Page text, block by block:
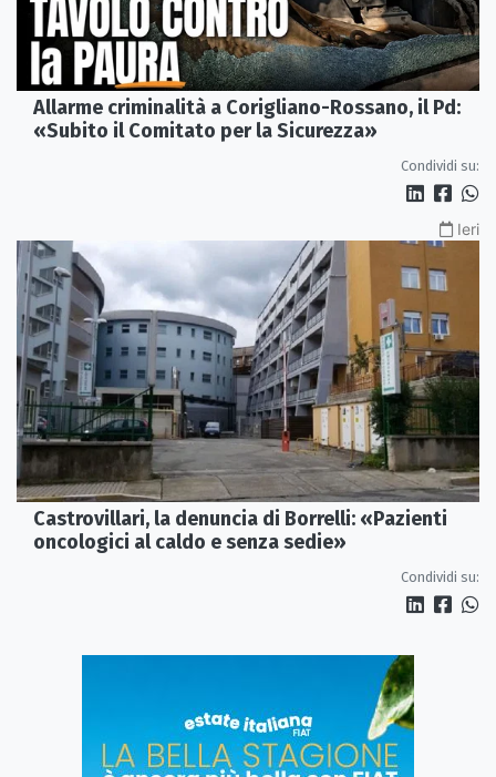
Allarme criminalità a Corigliano-Rossano, il Pd:
«Subito il Comitato per la Sicurezza»
Condividi su:
Ieri
Castrovillari, la denuncia di Borrelli: «Pazienti
oncologici al caldo e senza sedie»
Condividi su: